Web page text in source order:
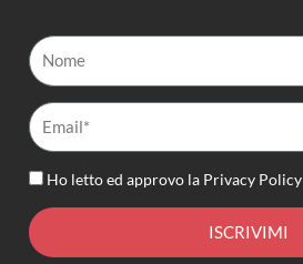
Nome
Email*
Ho letto ed approvo la Privacy Policy
ISCRIVIMI